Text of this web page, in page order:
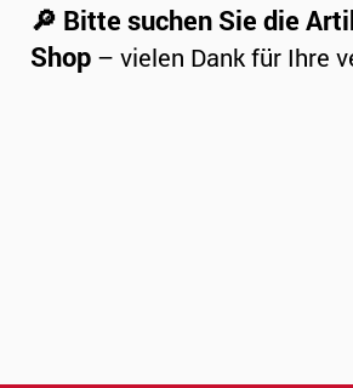
🔎 Bitte suchen Sie die
Shop – vielen Dank für Ihre